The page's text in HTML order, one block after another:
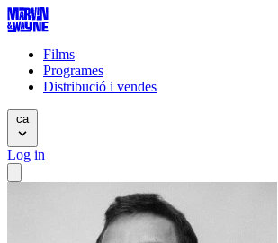
Films
Programes
Distribució i vendes
ca
Log in